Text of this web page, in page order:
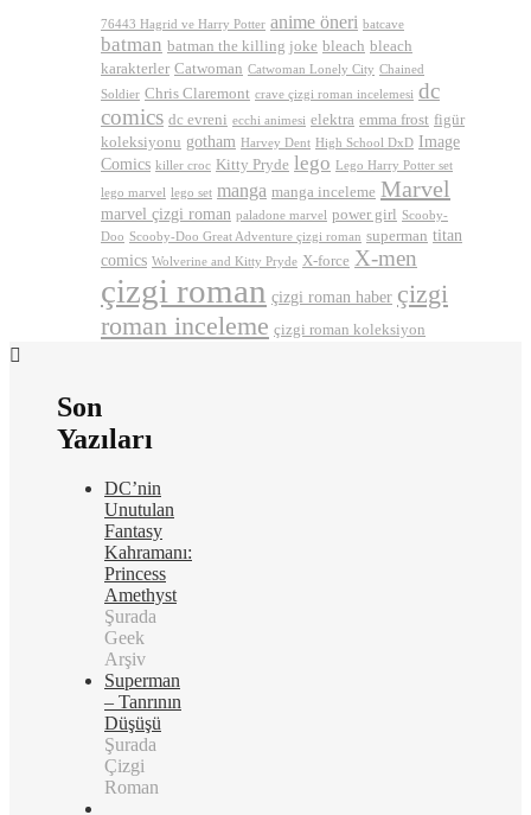
76443 Hagrid ve Harry Potter anime öneri batcave
batman batman the killing joke bleach bleach
karakterler Catwoman Catwoman Lonely City Chained
Soldier Chris Claremont crave çizgi roman incelemesi dc
comics dc evreni ecchi animesi elektra emma frost figür
koleksiyonu gotham Harvey Dent High School DxD Image
Comics killer croc Kitty Pryde lego Lego Harry Potter set
lego marvel lego set manga manga inceleme Marvel
marvel çizgi roman paladone marvel power girl Scooby-
Doo Scooby-Doo Great Adventure çizgi roman superman titan
comics Wolverine and Kitty Pryde X-force X-men
çizgi roman çizgi roman haber çizgi
roman inceleme çizgi roman koleksiyon
Son
Yazıları
DC’nin
Unutulan
Fantasy
Kahramanı:
Princess
Amethyst
Şurada
Geek
Arşiv
Superman
– Tanrının
Düşüşü
Şurada
Çizgi
Roman